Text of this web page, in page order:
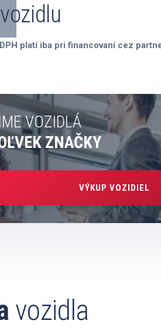
platí iba pri financovaní cez
VOZIDLÁ
ZNAČKY
VÝKUP VOZIDIEL
vozidla